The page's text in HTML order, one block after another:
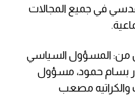
في جميع المجالات
من: المسؤول السياسي
بسام حمود، مسؤول
والكراتيه مصعب